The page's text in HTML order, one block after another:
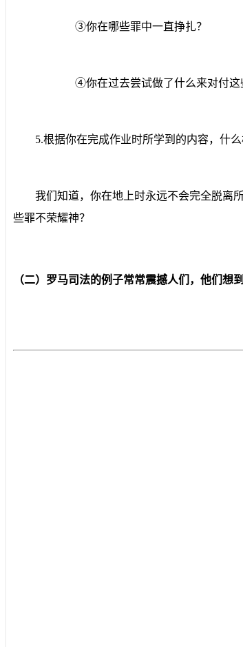
③你在哪些罪中一直挣扎？
④你在过去尝试做了什么来对付这
5.根据你在完成作业时所学到的内容，什
我们知道，你在地上时永远不会完全脱离
些罪不荣耀神？
（二）罗马司法的例子常常震撼人们，他们